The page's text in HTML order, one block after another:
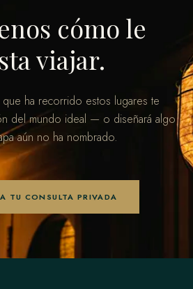
cómo le
viajar.
ha recorrido estos lugares te
del mundo ideal — o diseñará algo
aún no ha nombrado.
TU CONSULTA PRIVADA